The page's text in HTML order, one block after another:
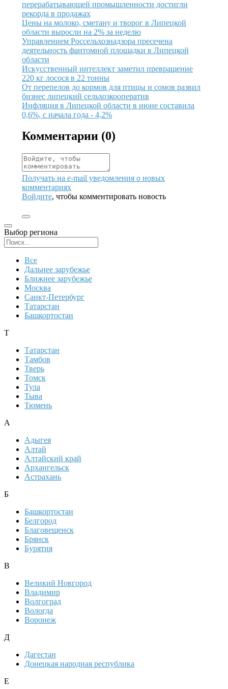
перерабатывающей промышленности достигли
рекорда в продажах
Иллюстрация новости
Цены на молоко, сметану и творог в Липецкой
области выросли на 2% за неделю
Иллюстрация новости
Управлением Россельхознадзора пресечена
деятельность фантомной площадки в Липецкой
области
Иллюстрация новости
Искусственный интеллект заметил превращение
220 кг лосося в 22 тонны
Иллюстрация новости
От перепелов до кормов для птицы и сомов развил
бизнес липецкий сельхозкооператив
Иллюстрация новости
Инфляция в Липецкой области в июне составила
0,6%, с начала года - 4,2%
Комментарии (0)
Получать на e‑mail уведомления о новых
комментариях
Войдите, чтобы комментировать новость
Выбор региона
Все
Дальнее зарубежье
Ближнее зарубежье
Москва
Санкт-Петербург
Татарстан
Башкортостан
Т
Татарстан
Тамбов
Тверь
Томск
Тула
Тыва
Тюмень
А
Адыгея
Алтай
Алтайский край
Архангельск
Астрахань
Б
Башкортостан
Белгород
Благовещенск
Брянск
Бурятия
В
Великий Новгород
Владимир
Волгоград
Вологда
Воронеж
Д
Дагестан
Донецкая народная республика
Е